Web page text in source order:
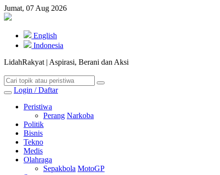
Jumat, 07 Aug 2026
English
Indonesia
LidahRakyat | Aspirasi, Berani dan Aksi
Login / Daftar
Peristiwa
Perang Narkoba
Politik
Bisnis
Tekno
Medis
Olahraga
Sepakbola MotoGP